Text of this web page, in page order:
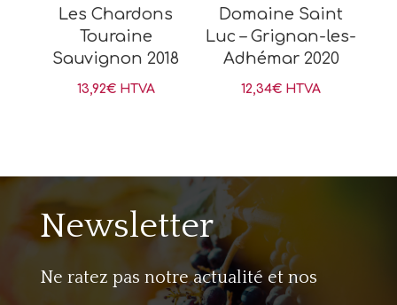
Les Chardons
Touraine
Sauvignon 2018
13,92€ HTVA
Domaine Saint
Luc – Grignan-les-
Adhémar 2020
12,34€ HTVA
Newsletter
Ne ratez pas notre actualité et nos